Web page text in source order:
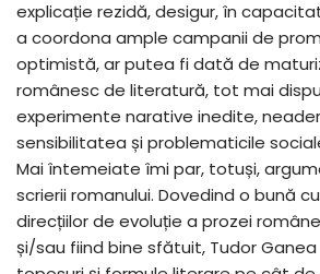
explicație rezidă, desigur, în
a coordona ample campanii de
optimistă, ar putea fi dată de
românesc de literatură, tot mai
experimente narative inedite,
sensibilitatea și problematicile
Mai întemeiate îmi par, totuși,
scrierii romanului. Dovedind o bună
direcțiilor de evoluție a prozei
și/sau fiind bine sfătuit, Tudor